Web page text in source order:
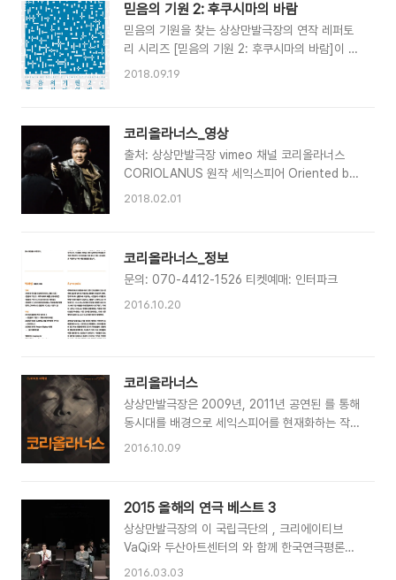
피어 재창작/연출: 박해성출연: 강명주 백익남 신
안진 선명균 최요한 김훈만 변효준 김현무대: 김형
연 강지혜 조명: 김형연 영상/음향: 윤민철 의상:
홍문기 분장: 이지연영상다큐먼트: 삼인칭시점 그
제작: 상상만발극장후원: 한국문화예술위원회 한
국콘텐츠진흥원 공연예술 창작산실 올해의 레퍼토
리 2019 예..
믿음의 기원 2: 후쿠시마의 바람
믿음의 기원을 찾는 상상만발극장의 연작 레퍼토
리 시리즈 [믿음의 기원 2: 후쿠시마의 바람]이 3
년만에 돌아옵니다. 극장 안에서 우리는 재난과 과
일,공휴일 4시 / 월 공연없음 아르코예술극장 소
극장 출연: 신안진 선명균 주혜원 조성현 신지우
작/연출: 박해성 무대디자인: 강지혜 조명디자인:
김형연 음향디자인: 정혜수 조연출: 오태광 영상다
술위원회 , 인터파크 문의: 070-4412-1526
2018.09.19
코리올라너스_영상
출처: 상상만발극장 vimeo 채널 코리올라너스
CORIOLANUS 원작 세익스피어 Oriented by
W.Shakespeare작/연출 박해성 Created by
김훈만 Hoonman KIM변효준 Hyojoon BYUN
김현 Hyun KIM2016.10.18-30CJ 아지트 대학
로CJ Azit Daehakro제작 상상만발극장
2018.02.01
코리올라너스_정보
문의: 070-4412-1526 티켓예매: 인터파크
2016.10.20
코리올라너스
상상만발극장은 2009년, 2011년 공연된 를 통해
동시대를 배경으로 세익스피어를 현재화하는 작업
을 시작했습니다. 2016년 초연되는 는 의 뒤를 잇
너스 2016년 10월 18일 - 30일 CJ아지트 대학
로 출연: 강명주 신안진 선명균 최요한 허정도 김
훈만 변효준 김현 재구성/연출: 박해성 무대/조명
디자인: 김형연 영상/음향디자인: 윤민철 의상디자
2016.10.09
2015 올해의 연극 베스트 3
상상만발극장의 이 국립극단의 , 크리에이티브
VaQi와 두산아트센터의 와 함께 한국연극평론가
협회 "2015 올해의 연극 베스트 3"로 선정되었습
2016.03.03